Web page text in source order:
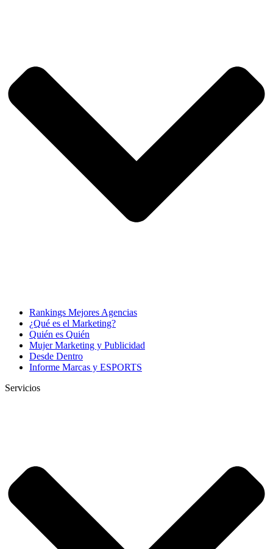
Rankings Mejores Agencias
¿Qué es el Marketing?
Quién es Quién
Mujer Marketing y Publicidad
Desde Dentro
Informe Marcas y ESPORTS
Servicios